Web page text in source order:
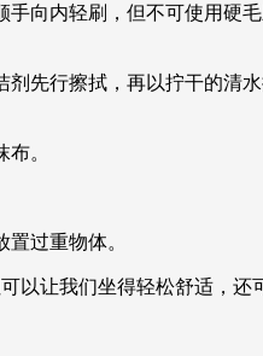
向内轻刷，但不可使用硬
先行擦拭，再以拧干的清
。
过重物体。
以让我们坐得轻松舒适，还